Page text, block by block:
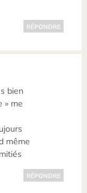
RÉPONDRE
bien
» me
même
RÉPONDRE